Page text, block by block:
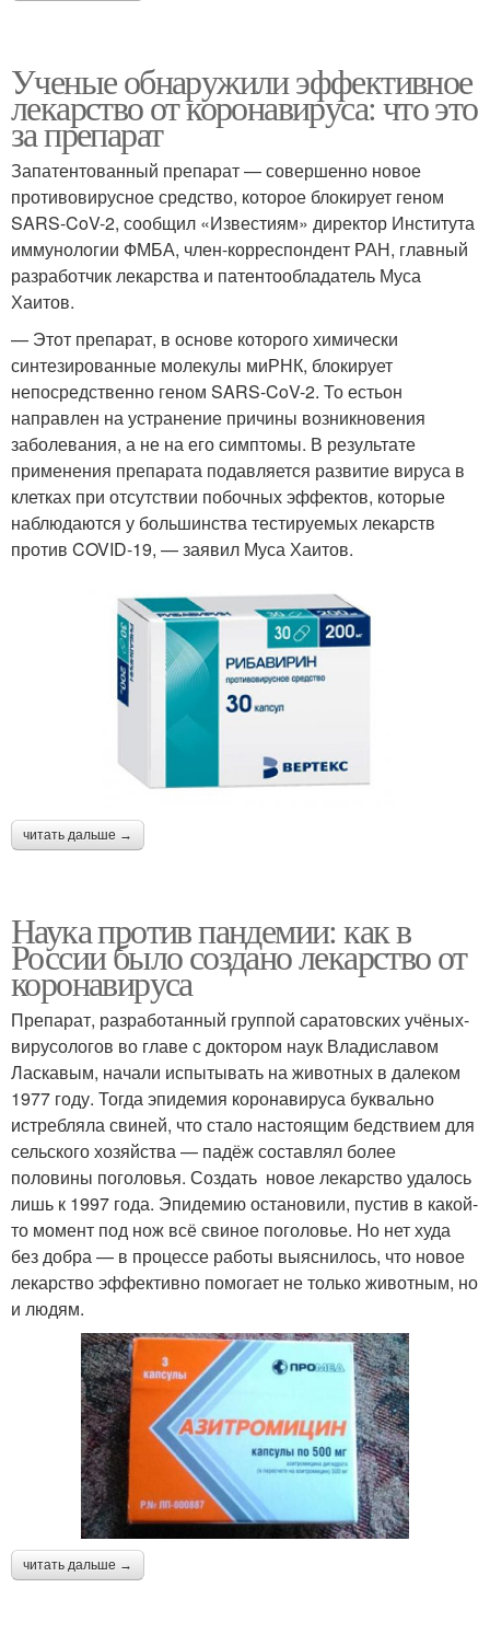
Ученые обнаружили эффективное
лекарство от коронавируса: что это
за препарат
Запатентованный препарат — совершенно новое
противовирусное средство, которое блокирует геном
SARS-CoV-2, сообщил «Известиям» директор Института
иммунологии ФМБА, член-корреспондент РАН, главный
разработчик лекарства и патентообладатель Муса
Хаитов.
— Этот препарат, в основе которого химически
синтезированные молекулы миРНК, блокирует
непосредственно геном SARS-CoV-2. То естьон
направлен на устранение причины возникновения
заболевания, а не на его симптомы. В результате
применения препарата подавляется развитие вируса в
клетках при отсутствии побочных эффектов, которые
наблюдаются у большинства тестируемых лекарств
против COVID-19, — заявил Муса Хаитов.
читать дальше →
Наука против пандемии: как в
России было создано лекарство от
коронавируса
Препарат, разработанный группой саратовских учёных-
вирусологов во главе с доктором наук Владиславом
Ласкавым, начали испытывать на животных в далеком
1977 году. Тогда эпидемия коронавируса буквально
истребляла свиней, что стало настоящим бедствием для
сельского хозяйства — падёж составлял более
половины поголовья. Создать новое лекарство удалось
лишь к 1997 года. Эпидемию остановили, пустив в какой-
то момент под нож всё свиное поголовье. Но нет худа
без добра — в процессе работы выяснилось, что новое
лекарство эффективно помогает не только животным, но
и людям.
читать дальше →